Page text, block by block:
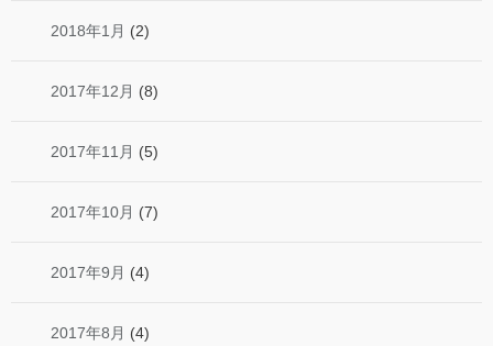
2018年1月 (2)
2017年12月 (8)
2017年11月 (5)
2017年10月 (7)
2017年9月 (4)
2017年8月 (4)